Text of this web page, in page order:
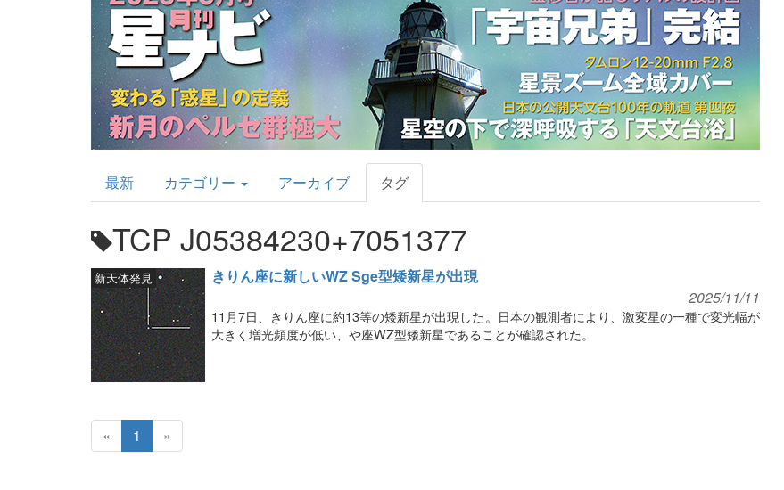
AstroArts
Topics
最新 カテゴリー アーカイブ タグ
TCP J05384230+7051377
きりん座に新しいWZ Sge型矮新星が出現
新天体発見
2025/11/11
11月7日、きりん座に約13等の矮新星が出現した。日本の観測者により、激変星の一種で変光幅が
大きく増光頻度が低い、や座WZ型矮新星であることが確認された。
« 1 »